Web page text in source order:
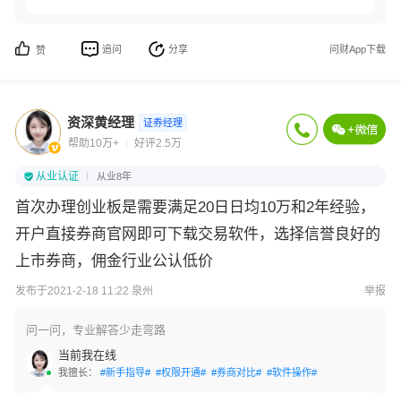
赞 追问 分享 问财App下载
资深黄经理 证券经理
帮助10万+ 好评2.5万
从业认证 从业8年
首次办理创业板是需要满足20日日均10万和2年经验，
开户直接券商官网即可下载交易软件，选择信誉良好的
上市券商，佣金行业公认低价
发布于2021-2-18 11:22 泉州 举报
问一问，专业解答少走弯路
当前我在线
我擅长： #新手指导# #权限开通# #券商对比# #软件操作#